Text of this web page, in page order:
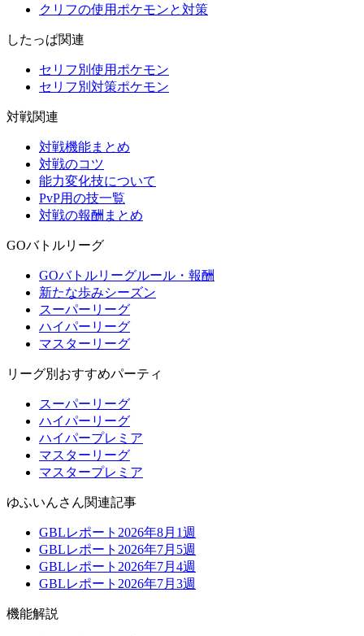
クリフの使用ポケモンと対策
したっぱ関連
セリフ別使用ポケモン
セリフ別対策ポケモン
対戦関連
対戦機能まとめ
対戦のコツ
能力変化技について
PvP用の技一覧
対戦の報酬まとめ
GOバトルリーグ
GOバトルリーグルール・報酬
新たな歩みシーズン
スーパーリーグ
ハイパーリーグ
マスターリーグ
リーグ別おすすめパーティ
スーパーリーグ
ハイパーリーグ
ハイパープレミア
マスターリーグ
マスタープレミア
ゆふいんさん関連記事
GBLレポート2026年8月1週
GBLレポート2026年7月5週
GBLレポート2026年7月4週
GBLレポート2026年7月3週
機能解説